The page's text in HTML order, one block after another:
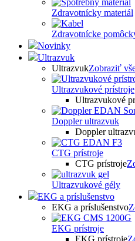
Zdravotnícky materiál
Zdravotnícke
Novinky
Ultrazvuk
UltrazvukZobraziť
Ultrazvukové prístroje
Ultrazvukové
Doppler ultrazvuk
Doppler
CTG prístroje
CTG prístroje
Ultrazvukové gély
EKG a príslušenstvo
EKG a príslušenstvo
EKG prístroje
EKG prístroje